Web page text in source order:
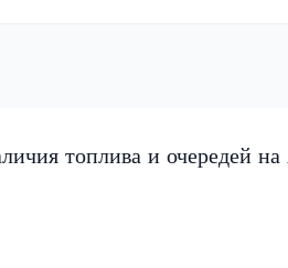
топлива и очередей